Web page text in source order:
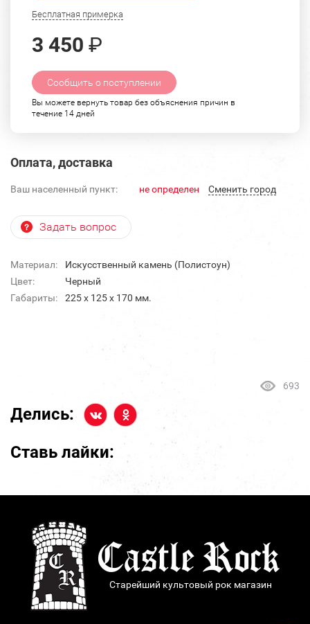
Бесплатная примерка
3 450 ₽
Сообщить о поступлении
Вы можете вернуть товар без объяснения причин в
течение 14 дней
Оплата, доставка
Ваш населенный пункт: не определен Cменить город
Задать вопрос
Материал:
Искусственный камень (Полистоун)
Цвет:
Черный
Габариты:
225 x 125 x 170 мм.
693
Делись:
Ставь лайки:
Старейший культовый рок магазин